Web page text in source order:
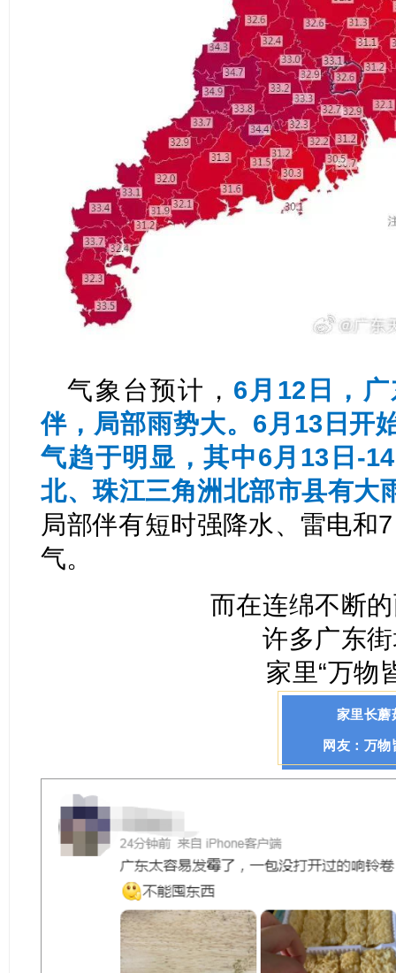
气象台预计， 6月12日，
伴，局部雨势大。 6月13日开
气趋于明显，其中6月13日-
北、珠江三角洲北部市县有大
局部伴有短时强降水、雷电和
气。
而在连绵不断
许多广东
家里“万物
家里长蘑
网友：万物